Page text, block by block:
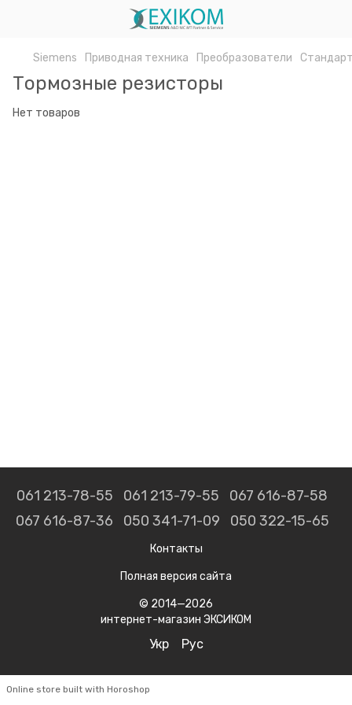
Siemens Приводная техника Преобразователи
Тормозные резисторы
Нет товаров
061 213-78-55 061 213-79-55
067 616-87-58
067 616-87-36
050 341-71-09 050 322-15-65
Контакты
Полная версия сайта
© 2014—2026
интернет-магазин ЭКСИКОМ
Укр Рус
Online store built with Horoshop